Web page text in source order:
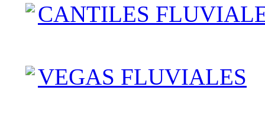
CANTILES
VEGAS FLUVIALES